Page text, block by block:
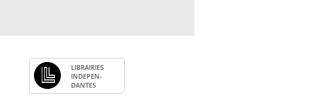
LIBRAI­RIES
INDE­PEN­
DANTES